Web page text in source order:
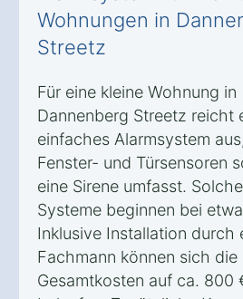
Wohnungen in
Streetz
Für eine kleine Wohnung in
Dannenberg Streetz reicht
einfaches Alarmsystem
Fenster- und Türsensoren
eine Sirene umfasst.
Systeme beginnen bei
Inklusive Installation durch
Fachmann können sich die
Gesamtkosten auf ca. 800